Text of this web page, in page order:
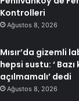
Kontrolleri
Ağustos 8, 2026
Mısır’da gizemli
hepsi sustu: ‘
açılmamalı’ dedi
Ağustos 8, 2026